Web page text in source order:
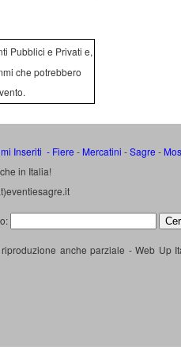
Pubblici e Privati e,
che potrebbero
Inseriti - Fiere - Mercatini -Sagre -
in Italia!
anche parziale - Web Up